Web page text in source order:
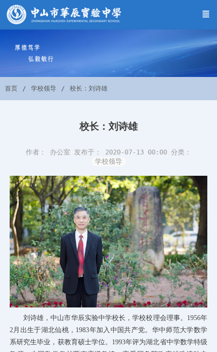
首页 学校领导 校长：刘诗雄
校长：刘诗雄
作者： 办公室 发布于： 2020-07-13 00:00 分类：
学校领导
刘诗雄，中山市华辰实验中学校长，学校校理会理事。1956年
2月出生于湖北仙桃，1983年加入中国共产党。华中师范大学数学
系研究生毕业，获教育硕士学位。1993年评为湖北省中学数学特级